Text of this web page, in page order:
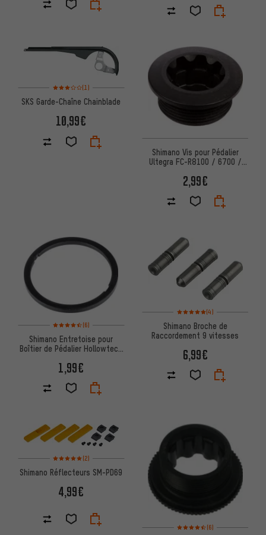
Note moyenne : 3 sur 5 d'après 1 avis
(1)
SKS Garde-Chaîne Chainblade
10,99€
Shimano Vis pour Pédalier
Ultegra FC-R8100 / 6700 /
2,99€
Note moyenne : 4,5 sur 5 d'après 6 avis
(6)
Shimano Entretoise pour
Boîtier de Pédalier Hollowtech
1,99€
Note moyenne : 5 sur 5
(4)
Shimano Broche de
Raccordement 9 vitesses
6,99€
Note moyenne : 5 sur 5 d'après 2 avis
(2)
Shimano Réflecteurs SM-PD69
4,99€
Note moyenne : 4,5 sur 5
(6)